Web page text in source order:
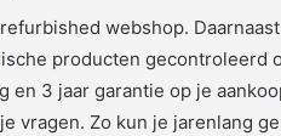
webshop.
producten gecontroleerd
3 jaar garantie op je
vragen. Zo kun je jarenlang